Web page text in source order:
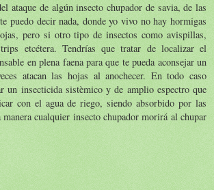
ataque de algún insecto chupador de savia, de las
puedo decir nada, donde yo vivo no hay hormigas
pero si otro tipo de insectos como avispillas,
trips etcétera. Tendrías que tratar de localizar el
en plena faena para que te pueda aconsejar un
atacan las hojas al anochecer. En todo caso
un insecticida sistèmico y de amplio espectro que
con el agua de riego, siendo absorbido por las
manera cualquier insecto chupador morirá al chupar